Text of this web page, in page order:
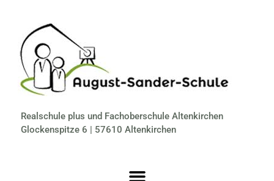
Realschule plus und Fachoberschule Altenkirchen
Glockenspitze 6 | 57610 Altenkirchen